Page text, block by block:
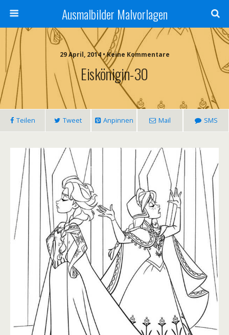
Ausmalbilder Malvorlagen
29 April, 2014 • Keine Kommentare
Eiskönigin-30
Teilen Tweet Anpinnen Mail SMS